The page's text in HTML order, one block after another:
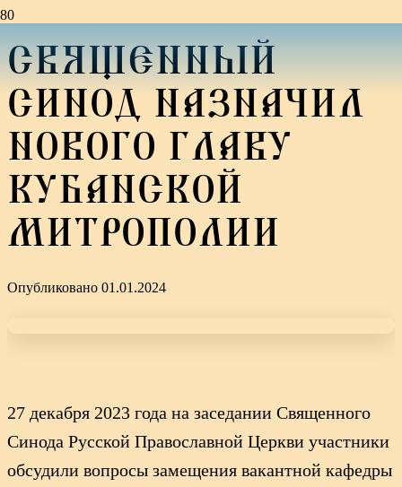
СВЯЩЕННЫЙ
СИНОД НАЗНАЧИЛ
НОВОГО ГЛАВУ
КУБАНСКОЙ
МИТРОПОЛИИ
Опубликовано 01.01.2024
27 декабря 2023 года на заседании Священного
Синода Русской Православной Церкви участники
обсудили вопросы замещения вакантной кафедры